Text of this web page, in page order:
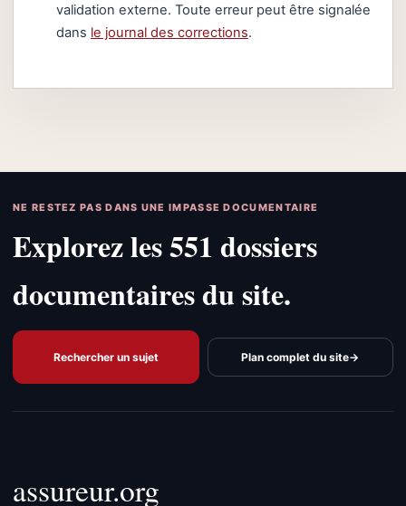
validation externe. Toute erreur peut être signalée
dans le journal des corrections.
NE RESTEZ PAS DANS UNE IMPASSE DOCUMENTAIRE
Explorez les 551 dossiers
documentaires du site.
Rechercher un sujet Plan complet du site→
assureur.org